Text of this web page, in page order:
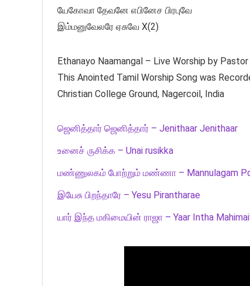
யேகோவா தேவனே எபினேச பிரபுவே
இம்மனுவேலரே ஏசுவே X(2)
Ethanayo Naamangal – Live Worship by Pastor
This Anointed Tamil Worship Song was
Christian College Ground, Nagercoil, India
ஜெனித்தார் ஜெனித்தார் – Jenithaar Jenithaar
உனைச் ருசிக்க – Unai rusikka
மண்ணுலகம் போற்றும் மண்ணா – Mannulagam
இயேசு பிறந்தாரே – Yesu Pirantharae
யார் இந்த மகிமையின் ராஜா – Yaar Intha